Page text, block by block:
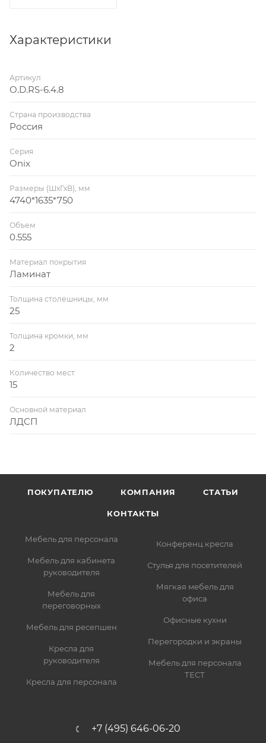
Характеристики
Артикул
O.D.RS-6.4.8
Страна производства
Россия
Серия
Onix
Размеры (ШхГхВ), мм
4740*1635*750
Объем
0.555
Материал покрытия
Ламинат
Толщина столешницы, мм
25
Толщина кромки, мм
2
Количество мест
15
Основной материал
ЛДСП
ПОКУПАТЕЛЮ КОМПАНИЯ СТАТЬИ
КОНТАКТЫ
Мебель для персонала
Мебель для кабинета
руководителя
Мебель для
переговорных
Мебель для ресепшен
Кресла для
руководителя
Кресла для персонала
Конференц кресла
Стулья для посетителей
Мягкая мебель для
офиса
Офисные кухни
Перегородки и экраны
Мебель для персонала
ТЕСТ
+7 (495) 646-06-20